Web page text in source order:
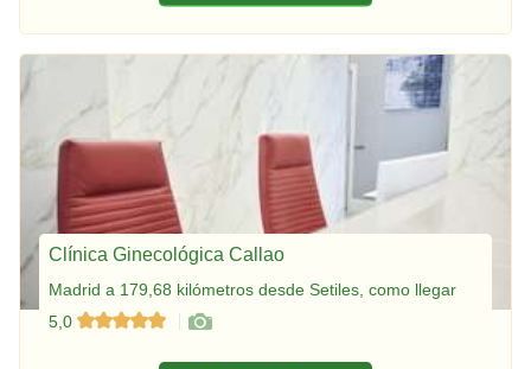
Clínica Ginecológica Callao
Madrid a 179,68 kilómetros desde Setiles, como llegar
5,0